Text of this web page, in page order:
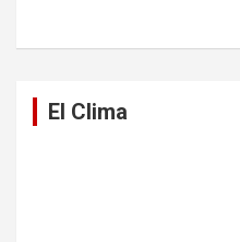
El Clima